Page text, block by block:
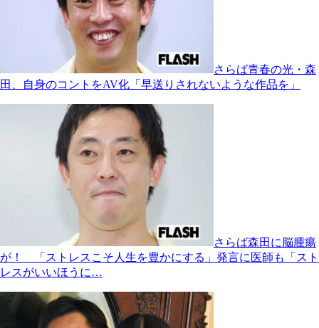
さらば青春の光・森
田、自身のコントをAV化「早送りされないような作品を」
さらば森田に脳腫瘍
が！ 「ストレスこそ人生を豊かにする」発言に医師も「スト
レスがいいほうに…